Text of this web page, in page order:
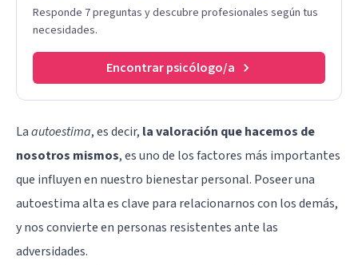
Responde 7 preguntas y descubre profesionales según tus
necesidades.
Encontrar psicólogo/a
Laautoestima, es decir, la valoración que hacemos de
nosotros mismos, es uno de los factores más importantes
que influyen en nuestro bienestar personal. Poseer una
autoestima alta es clave para relacionarnos con los demás,
y nos convierte en personas resistentesante las
adversidades.